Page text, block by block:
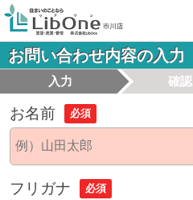
お問い合わせ内容の入力
入力 確認
お名前 必須
フリガナ 必須